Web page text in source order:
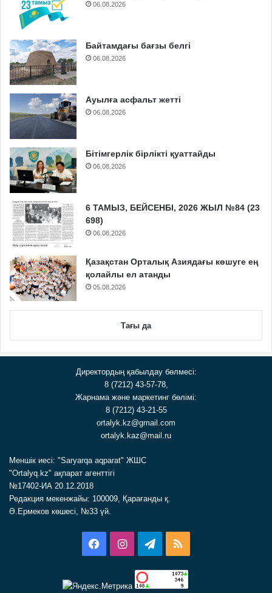
06.08.2026
Байтамдағы бағзы белгі
06.08.2026
Ауылға асфальт жетті
06.08.2026
Бітімгерлік бірлікті қуаттайды
06.08.2026
6 ТАМЫЗ, БЕЙСЕНБІ, 2026 ЖЫЛ №84 (23
698)
06.08.2026
Қазақстан Орталық Азиядағы көшуге ең
қолайлы ел атанды
05.08.2026
Тағы да
Директордың қабылдау бөлмесі:
8 (7212) 43-57-78,
Жарнама және маркетинг бөлімі:
8 (7212) 43-21-55
ortalyk.kz@gmail.com
ortalyk.kaz@mail.ru
Меншік иесі: "Saryarqa aqparat" ЖШС
"Ortalyq.kz" ақпарат агенттігі
№17402-ИА 20.12.2018
Редакция мекенжайы: 100009, Қарағанды қ.
Ә.Ермеков көшесі, №33 үй.
FacebookInstagramTelegram